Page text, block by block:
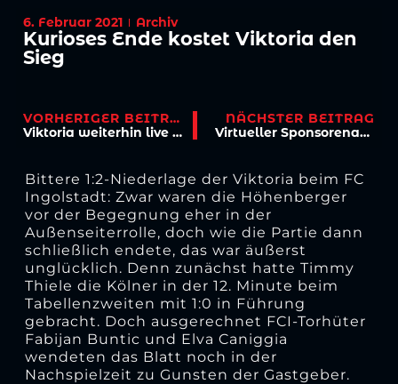
6. Februar 2021 Archiv
Kurioses Ende kostet Viktoria den
Sieg
VORHERIGER BEITRAG
Viktoria weiterhin live bei MagentaSport
NÄCHSTER BEITRAG
Virtueller Sponsorenabend mit karnevalistischen Highlights
Bittere 1:2-Niederlage der Viktoria beim FC
Ingolstadt: Zwar waren die Höhenberger
vor der Begegnung eher in der
Außenseiterrolle, doch wie die Partie dann
schließlich endete, das war äußerst
unglücklich. Denn zunächst hatte Timmy
Thiele die Kölner in der 12. Minute beim
Tabellenzweiten mit 1:0 in Führung
gebracht. Doch ausgerechnet FCI-Torhüter
Fabijan Buntic und Elva Caniggia
wendeten das Blatt noch in der
Nachspielzeit zu Gunsten der Gastgeber.